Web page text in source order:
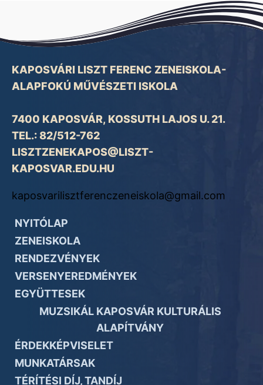
KAPOSVÁRI LISZT FERENC ZENEISKOLA-
ALAPFOKÚ MŰVÉSZETI ISKOLA
7400 KAPOSVÁR, KOSSUTH LAJOS U. 21.
TEL.: 82/512-762
LISZTZENEKAPOS@LISZT-
KAPOSVAR.EDU.HU
kaposvarilisztferenczeneiskola@gmail.com
NYITÓLAP
ZENEISKOLA
RENDEZVÉNYEK
VERSENYEREDMÉNYEK
EGYÜTTESEK
MUZSIKÁL KAPOSVÁR KULTURÁLIS
ALAPÍTVÁNY
ÉRDEKKÉPVISELET
MUNKATÁRSAK
TÉRÍTÉSI DÍJ, TANDÍJ